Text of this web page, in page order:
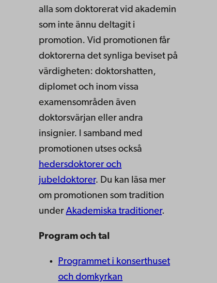
alla som doktorerat vid akademin
som inte ännu deltagit i
promotion. Vid promotionen får
doktorerna det synliga beviset på
värdigheten: doktorshatten,
diplomet och inom vissa
examensområden även
doktorsvärjan eller andra
insignier. I samband med
promotionen utses också
hedersdoktorer och
jubeldoktorer. Du kan läsa mer
om promotionen som tradition
under Akademiska traditioner.
Program och tal
Programmet i konserthuset
och domkyrkan